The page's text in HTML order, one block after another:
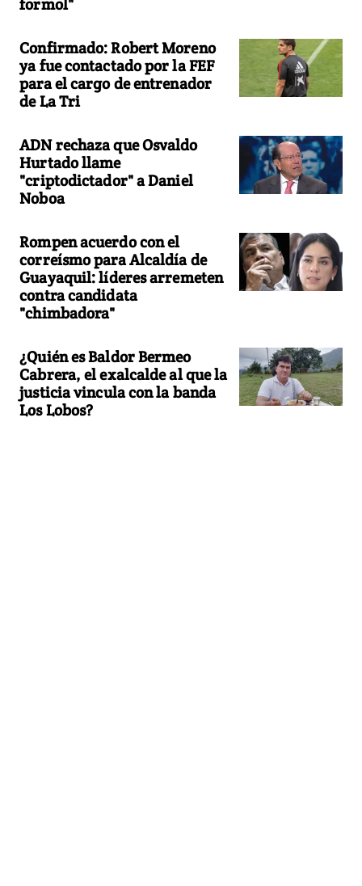
formol"
Confirmado: Robert Moreno
ya fue contactado por la FEF
para el cargo de entrenador
de La Tri
ADN rechaza que Osvaldo
Hurtado llame
"criptodictador" a Daniel
Noboa
Rompen acuerdo con el
correísmo para Alcaldía de
Guayaquil: líderes arremeten
contra candidata
"chimbadora"
¿Quién es Baldor Bermeo
Cabrera, el exalcalde al que la
justicia vincula con la banda
Los Lobos?